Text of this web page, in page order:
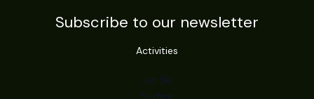
Subscribe to our newsletter
Activities
Jet Ski
Surfing